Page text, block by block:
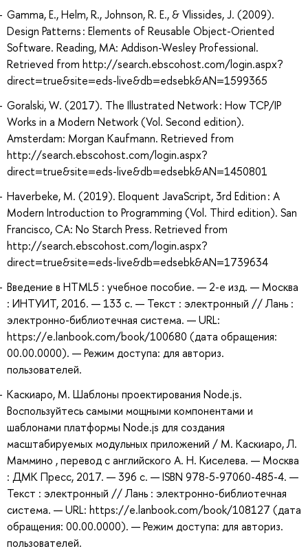
Gamma, E., Helm, R., Johnson, R. E., & Vlissides, J. (2009).
Design Patterns : Elements of Reusable Object-Oriented
Software. Reading, MA: Addison-Wesley Professional.
Retrieved from http://search.ebscohost.com/login.aspx?
direct=true&site=eds-live&db=edsebk&AN=1599365
Goralski, W. (2017). The Illustrated Network : How TCP/IP
Works in a Modern Network (Vol. Second edition).
Amsterdam: Morgan Kaufmann. Retrieved from
http://search.ebscohost.com/login.aspx?
direct=true&site=eds-live&db=edsebk&AN=1450801
Haverbeke, M. (2019). Eloquent JavaScript, 3rd Edition : A
Modern Introduction to Programming (Vol. Third edition). San
Francisco, CA: No Starch Press. Retrieved from
http://search.ebscohost.com/login.aspx?
direct=true&site=eds-live&db=edsebk&AN=1739634
Введение в HTML5 : учебное пособие. — 2-е изд. — Москва
: ИНТУИТ, 2016. — 133 с. — Текст : электронный // Лань :
электронно-библиотечная система. — URL:
https://e.lanbook.com/book/100680 (дата обращения:
00.00.0000). — Режим доступа: для авториз.
пользователей.
Каскиаро, М. Шаблоны проектирования Node.js.
Воспользуйтесь самыми мощными компонентами и
шаблонами платформы Node.js для создания
масштабируемых модульных приложений / М. Каскиаро, Л.
Маммино , перевод с английского А. Н. Киселева. — Москва
: ДМК Пресс, 2017. — 396 с. — ISBN 978-5-97060-485-4. —
Текст : электронный // Лань : электронно-библиотечная
система. — URL: https://e.lanbook.com/book/108127 (дата
обращения: 00.00.0000). — Режим доступа: для авториз.
пользователей.